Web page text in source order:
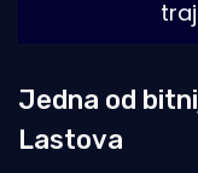
Jedna od
Lastova